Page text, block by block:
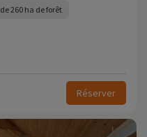
260 ha de forêt
Réserver